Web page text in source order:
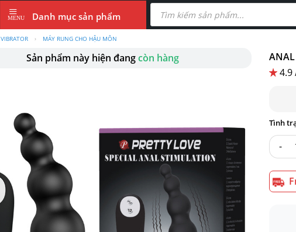
Danh mục sản phẩm
Tìm
kiếm
phẩm
VIBRATOR › MÁY RUNG CHO HẬU MÔN
Sản phẩm này hiện đangcòn hàng
ANAL
4.9
ANAL